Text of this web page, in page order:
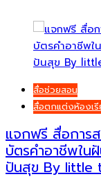
สื่อช่วยสอน
สื่อตกแต่งห้องเรี
แจกฟรี สื่อการ
บัตรคำอาชีพใน
ปันสุข By little